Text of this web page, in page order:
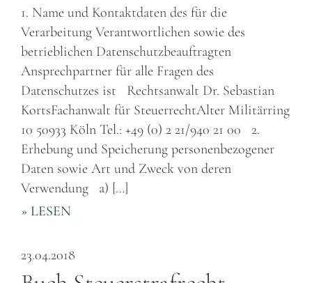
1. Name und Kontaktdaten des für die
Verarbeitung Verantwortlichen sowie des
betrieblichen Datenschutzbeauftragten
Ansprechpartner für alle Fragen des
Datenschutzes ist Rechtsanwalt Dr. Sebastian
KortsFachanwalt für SteuerrechtAlter Militärring
10 50933 Köln Tel.: +49 (0) 2 21/940 21 00 2.
Erhebung und Speicherung personenbezogener
Daten sowie Art und Zweck von deren
Verwendung a) […]
» LESEN
23.04.2018